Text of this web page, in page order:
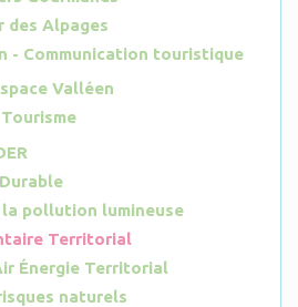
des Alpages
- Communication touristique
Valléen
pollution lumineuse
Territorial
Énergie Territorial
naturels